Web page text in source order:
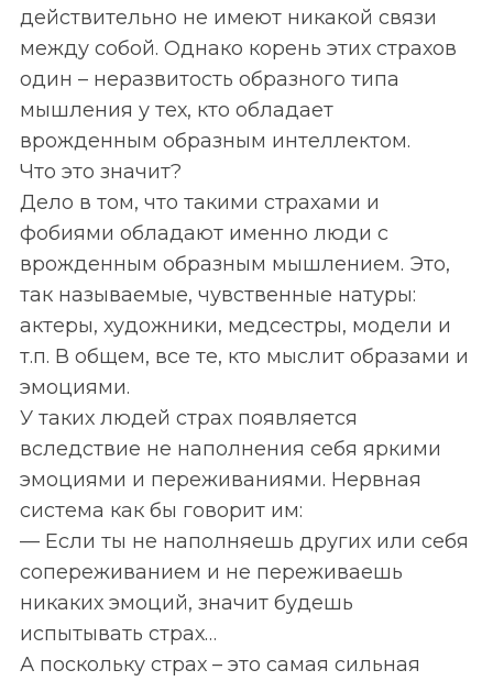
действительно не имеют никакой связи
между собой. Однако корень этих страхов
один – неразвитость образного типа
мышления у тех, кто обладает
врожденным образным интеллектом.
Что это значит?
Дело в том, что такими страхами и
фобиями обладают именно люди с
врожденным образным мышлением. Это,
так называемые, чувственные натуры:
актеры, художники, медсестры, модели и
т.п. В общем, все те, кто мыслит образами и
эмоциями.
У таких людей страх появляется
вследствие не наполнения себя яркими
эмоциями и переживаниями. Нервная
система как бы говорит им:
— Если ты не наполняешь других или себя
сопереживанием и не переживаешь
никаких эмоций, значит будешь
испытывать страх…
А поскольку страх – это самая сильная